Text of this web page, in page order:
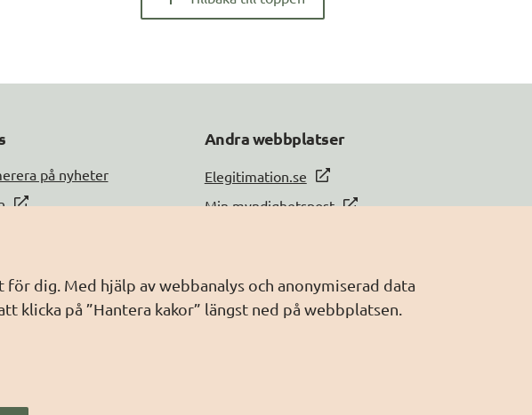
dig. Med hjälp av webbanalys och anonymiserad data
på ”Hantera kakor” längst ned på webbplatsen.
på nyheter
Andra webbplatser
Elegitimation.se
Min myndighetspost
Webbriktlinjer
Säker digital kommunikation (SDK)